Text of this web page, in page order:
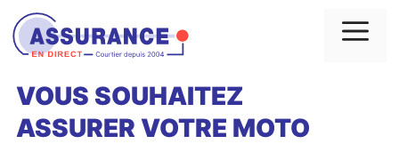
Aller
au
contenu
VOUS SOUHAITEZ
ASSURER VOTRE MOTO